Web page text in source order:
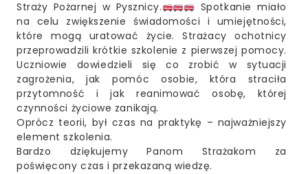
Straży Pożarnej w Pysznicy.
Spotkanie miało
na celu zwiększenie świadomości i umiejętności,
które mogą uratować życie. Strażacy ochotnicy
przeprowadzili krótkie szkolenie z pierwszej pomocy.
Uczniowie dowiedzieli się co zrobić w sytuacji
zagrożenia, jak pomóc osobie, która straciła
przytomność i jak reanimować osobę, której
czynności życiowe zanikają.
Oprócz teorii, był czas na praktykę – najważniejszy
element szkolenia.
Bardzo dziękujemy Panom Strażakom za
poświęcony czas i przekazaną wiedzę.